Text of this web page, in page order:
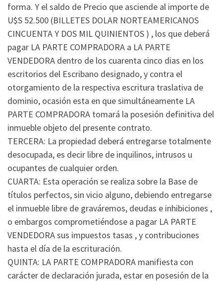
forma. Y el saldo de Precio que asciende al importe de
U$S 52.500 (BILLETES DOLAR NORTEAMERICANOS
CINCUENTA Y DOS MIL QUINIENTOS ) , los que deberá
pagar LA PARTE COMPRADORA a LA PARTE
VENDEDORA dentro de los cuarenta cinco dias en los
escritorios del Escribano designado, y contra el
otorgamiento de la respectiva escritura traslativa de
dominio, ocasión esta en que simultáneamente LA
PARTE COMPRADORA tomará la posesión definitiva del
inmueble objeto del presente contrato.
TERCERA: La propiedad deberá entregarse totalmente
desocupada, es decir libre de inquilinos, intrusos u
ocupantes de cualquier orden.
CUARTA: Esta operación se realiza sobre la Base de
títulos perfectos, sin vicio alguno, debiendo entregarse
el inmueble libre de graváremos, deudas e inhibiciones ,
o embargos comprometiéndose a pagar LA PARTE
VENDEDORA sus impuestos tasas , y contribuciones
hasta el día de la escrituración.
QUINTA: LA PARTE COMPRADORA manifiesta con
carácter de declaración jurada, estar en posesión de la